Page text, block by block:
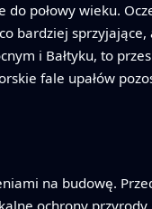
do połowy wieku.
bardziej
i Bałtyku, to
fale upałów
na budowę.
ochrony